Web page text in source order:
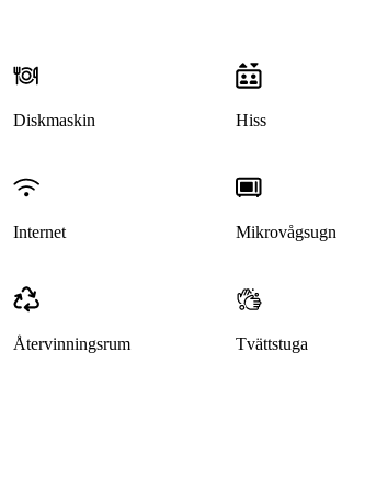
Diskmaskin Hiss
Internet Mikrovågsugn
Återvinningsrum Tvättstuga